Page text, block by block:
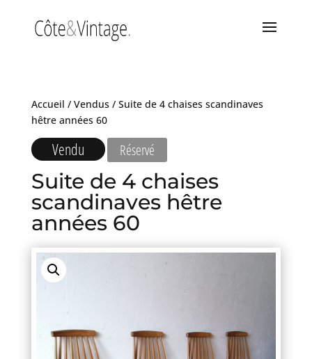
Accueil / Vendus/ Suite de 4 chaises scandinaves
hêtre années 60
Vendu Réservé
Suite de 4 chaises
scandinaves hêtre
années 60